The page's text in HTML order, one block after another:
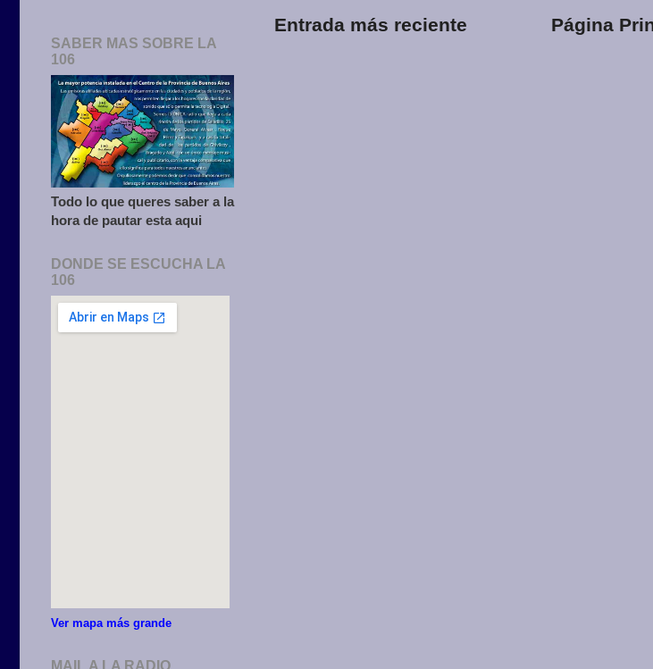
Entrada más reciente Página
SABER MAS SOBRE LA
106
Todo lo que queres saber a la
hora de pautar esta aqui
DONDE SE ESCUCHA LA
106
Ver mapa más grande
MAIL A LA RADIO